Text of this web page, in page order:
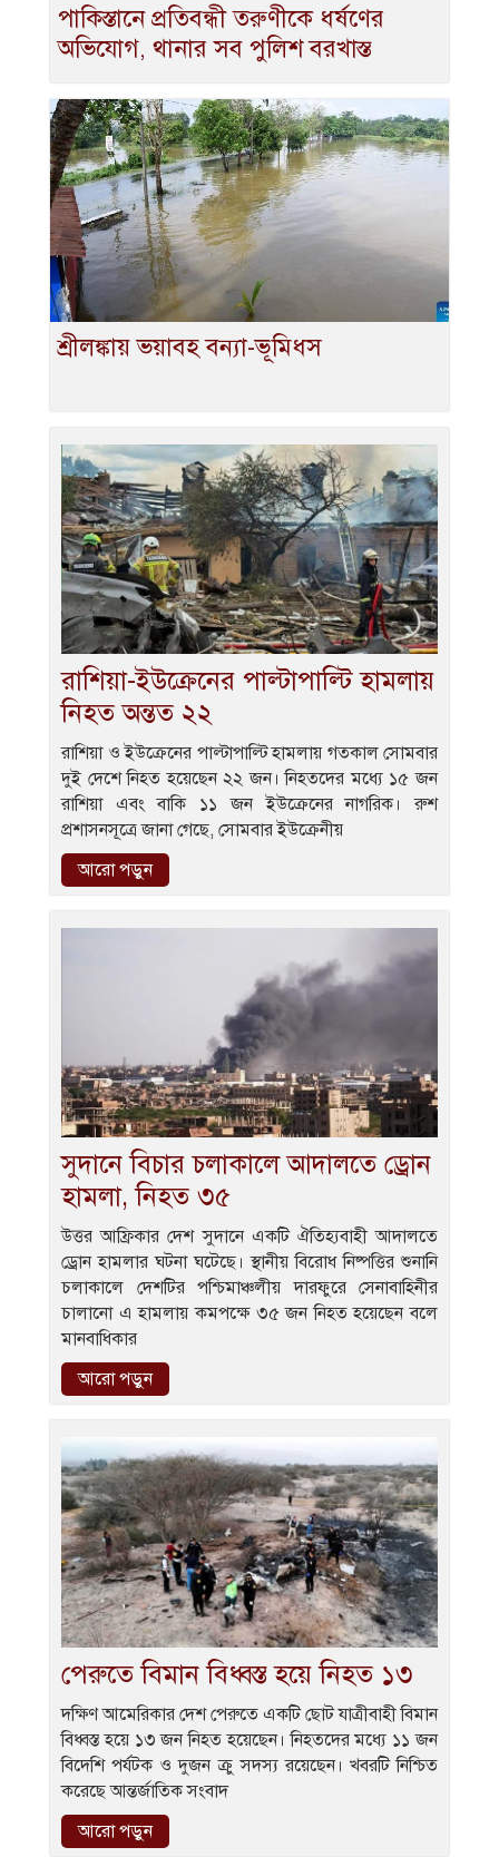
পাকিস্তানে প্রতিবন্ধী তরুণীকে ধর্ষণের
অভিযোগ, থানার সব পুলিশ বরখাস্ত
শ্রীলঙ্কায় ভয়াবহ বন্যা-ভূমিধস
রাশিয়া-ইউক্রেনের পাল্টাপাল্টি হামলায়
নিহত অন্তত ২২
রাশিয়া ও ইউক্রেনের পাল্টাপাল্টি হামলায় গতকাল সোমবার
দুই দেশে নিহত হয়েছেন ২২ জন। নিহতদের মধ্যে ১৫ জন
রাশিয়া এবং বাকি ১১ জন ইউক্রেনের নাগরিক। রুশ
প্রশাসনসূত্রে জানা গেছে, সোমবার ইউক্রেনীয়
আরো পড়ুন
সুদানে বিচার চলাকালে আদালতে ড্রোন
হামলা, নিহত ৩৫
উত্তর আফ্রিকার দেশ সুদানে একটি ঐতিহ্যবাহী আদালতে
ড্রোন হামলার ঘটনা ঘটেছে। স্থানীয় বিরোধ নিষ্পত্তির শুনানি
চলাকালে দেশটির পশ্চিমাঞ্চলীয় দারফুরে সেনাবাহিনীর
চালানো এ হামলায় কমপক্ষে ৩৫ জন নিহত হয়েছেন বলে
মানবাধিকার
আরো পড়ুন
পেরুতে বিমান বিধ্বস্ত হয়ে নিহত ১৩
দক্ষিণ আমেরিকার দেশ পেরুতে একটি ছোট যাত্রীবাহী বিমান
বিধ্বস্ত হয়ে ১৩ জন নিহত হয়েছেন। নিহতদের মধ্যে ১১ জন
বিদেশি পর্যটক ও দুজন ক্রু সদস্য রয়েছেন। খবরটি নিশ্চিত
করেছে আন্তর্জাতিক সংবাদ
আরো পড়ুন